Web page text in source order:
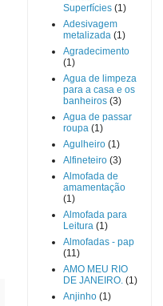
Superfícies (1)
Adesivagem
metalizada (1)
Agradecimento
(1)
Agua de limpeza
para a casa e os
banheiros (3)
Agua de passar
roupa (1)
Agulheiro (1)
Alfineteiro (3)
Almofada de
amamentação
(1)
Almofada para
Leitura (1)
Almofadas - pap
(11)
AMO MEU RIO
DE JANEIRO. (1)
Anjinho (1)